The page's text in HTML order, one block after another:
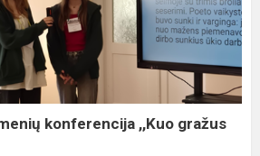
konferencija ,,Kuo gražus